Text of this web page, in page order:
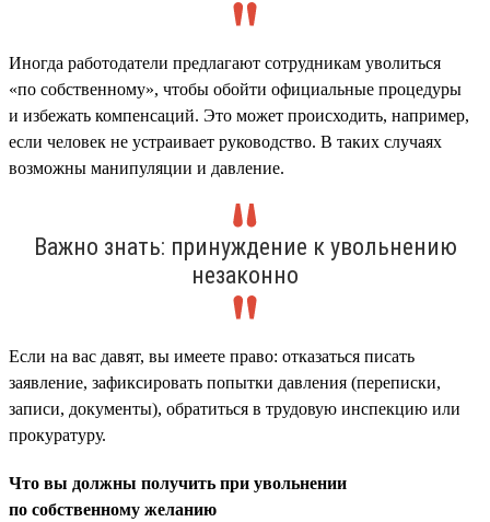
Иногда работодатели предлагают сотрудникам уволиться
«по собственному», чтобы обойти официальные процедуры
и избежать компенсаций. Это может происходить, например,
если человек не устраивает руководство. В таких случаях
возможны манипуляции и давление.
Важно знать: принуждение к увольнению
незаконно
Если на вас давят, вы имеете право: отказаться писать
заявление, зафиксировать попытки давления (переписки,
записи, документы), обратиться в трудовую инспекцию или
прокуратуру.
Что вы должны получить при увольнении
по собственному желанию